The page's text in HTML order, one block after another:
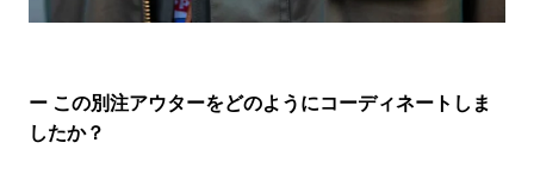
ー この別注アウターをどのようにコーディネートしま
したか？